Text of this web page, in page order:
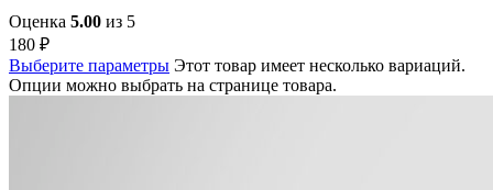
Оценка 5.00 из 5
180 ₽
Выберите параметры Этот товар имеет несколько вариаций.
Опции можно выбрать на странице товара.